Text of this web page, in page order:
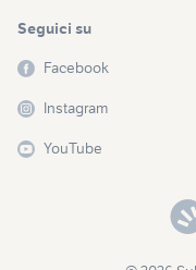
Seguici su
Facebook
Instagram
YouTube